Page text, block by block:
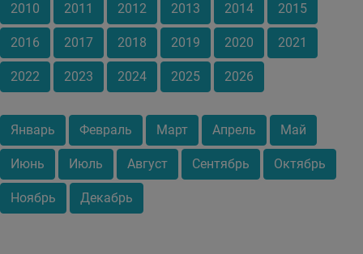
2010 2011 2012 2013 2014 2015
2016 2017 2018 2019 2020 2021
2022 2023 2024 2025 2026
Январь Февраль Март Апрель Май
Июнь Июль Август Сентябрь Октябрь
Ноябрь Декабрь